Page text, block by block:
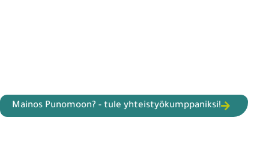
Mainos Punomoon? - tule yhteistyökumppaniksi!